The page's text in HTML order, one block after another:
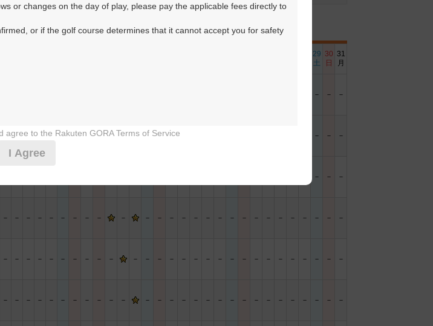
29
土
30
日
31
月
－ － －
－ － － － － － － － － － － － － － － － － －
－ － －
－ － － － － － － － － － － － － － － － － － － － － － － － － － －
－ － － － － － － － － － － － － － － － － － － － － － － － － － － －
－ － － － － － － － － － － － － － － － － － － － － － － － － － － －
or changes on the day of play, please pay the applicable fees directly to
or if the golf course determines that it cannot accept you for safety
ignoring rules, manners, or warnings)
agree to the Rakuten GORA Terms of Service
I Agree